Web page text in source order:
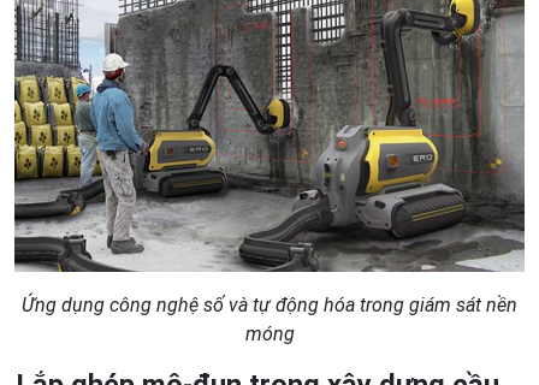
Ứng dụng công nghệ số và tự động hóa trong giám sát nền
móng